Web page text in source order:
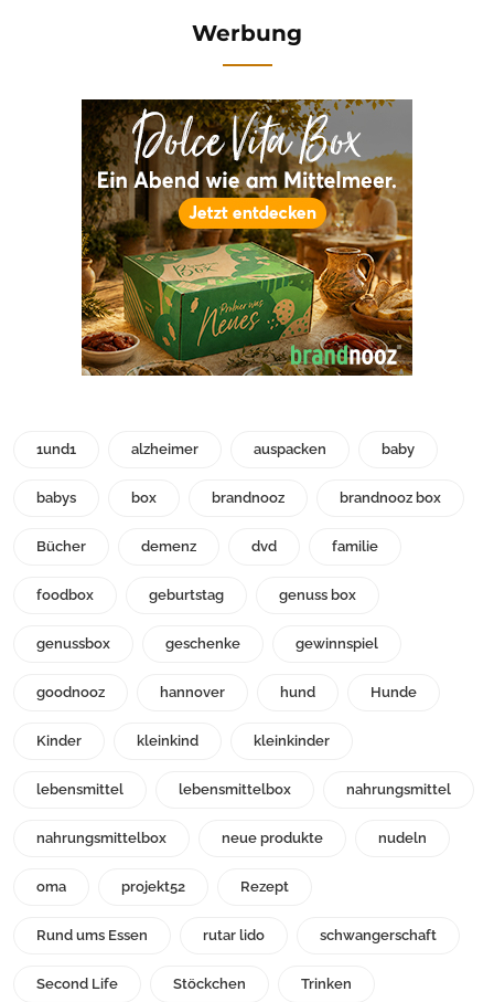
Werbung
1und1 alzheimer auspacken baby
babys box brandnooz brandnooz box
Bücher demenz dvd familie
foodbox geburtstag genuss box
genussbox geschenke gewinnspiel
goodnooz hannover hund Hunde
Kinder kleinkind kleinkinder
lebensmittel lebensmittelbox nahrungsmittel
nahrungsmittelbox neue produkte nudeln
oma projekt52 Rezept
Rund ums Essen rutar lido schwangerschaft
Second Life Stöckchen Trinken